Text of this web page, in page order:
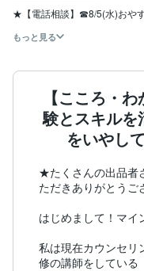
★【電話相談】☎8/5(水)おや
もっと見る
【こころ・
験とスキル
をいやし
★たくさんの出品者
ただきありがとう
はじめまして！マイ
私は現在カウンセリ
修の講師をしている